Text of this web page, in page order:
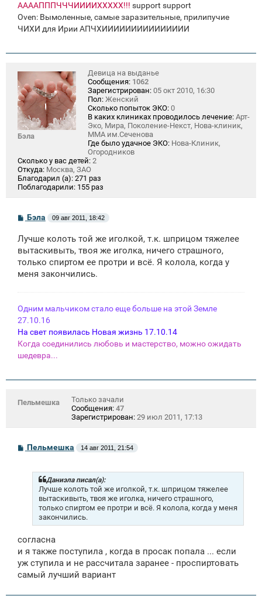
ААААПППЧЧЧИИИИХХХХХ!!! support support
Oven: Вымоленные, самые заразительные, прилипучие
ЧИХИ для Ирии АПЧХИИИИИИИИИИИИИИИ
Бэла
Девица на выданье
Сообщения: 1062
Зарегистрирован: 05 окт 2010, 16:30
Пол: Женский
Сколько попыток ЭКО: 0
В каких клиниках проводилось лечение: Арт-
Эко, Мира, Поколение-Некст, Нова-клиник,
ММА им.Сеченова
Где было удачное ЭКО: Нова-Клиник,
Огородников
Сколько у вас детей: 2
Откуда: Москва, ЗАО
Благодарил (а): 271 раз
Поблагодарили: 155 раз
С
б
щ
н
и
Бэла 09 авг 2011, 18:42
Лучше колоть той же иголкой, т.к. шприцом тяжелее
вытаскивыть, твоя же иголка, ничего страшного,
только спиртом ее протри и всё. Я колола, когда у
меня закончились.
Одним мальчиком стало еще больше на этой Земле
27.10.16
На свет появилась Новая жизнь 17.10.14
Когда соединились любовь и мастерство, можно ожидать
шедевра...
Пельмешка
Только зачали
Сообщения: 47
Зарегистрирован: 29 июл 2011, 17:13
СПельмешка 14 авг 2011, 21:54
Даниэла писал(а):
Лучше колоть той же иголкой, т.к. шприцом тяжелее
вытаскивыть, твоя же иголка, ничего страшного,
только спиртом ее протри и всё. Я колола, когда у меня
закончились.
согласна
и я также поступила , когда в просак попала ... если
уж ступила и не рассчитала заранее - проспиртовать
самый лучший вариант